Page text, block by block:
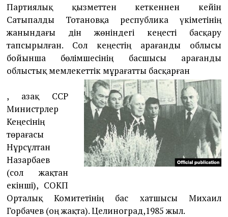
Партиялық қызметтен кеткеннен кейін
Сатыпалды Тотановқа республика үкіметінің
жанындағы дін жөніндегі кеңесті басқару
тапсырылған. Сол кеңестің Қарағанды облысы
бойынша бөлімшесінің басшысы Қарағанды
облыстық мемлекеттік мұрағатты басқарған
, Қазақ ССР
Министрлер
Кеңесінің
төрағасы
Нұрсұлтан
Назарбаев
(сол жақтан
екінші), СОКП
Орталық Комитетінің бас хатшысы Михаил
Горбачев (оң жақта). Целиноград,1985 жыл.